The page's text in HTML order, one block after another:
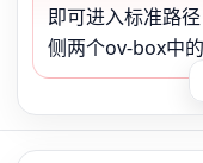
即可进入标准路
侧两个ov-box中的